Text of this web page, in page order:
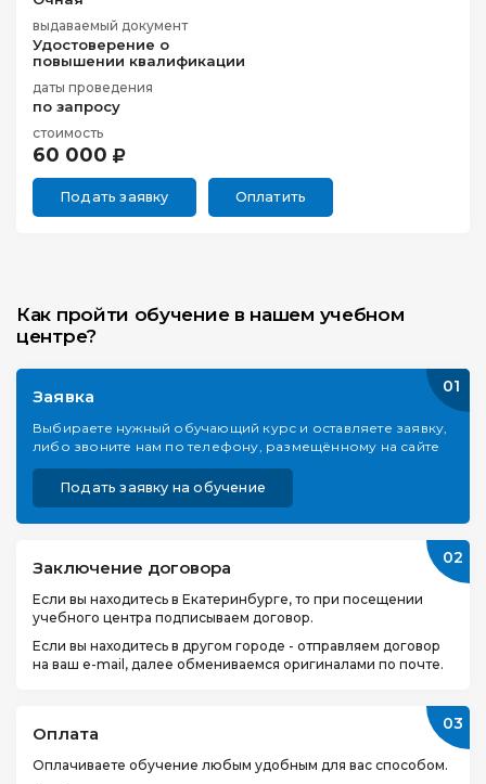
выдаваемый документ
Удостоверение о
повышении квалификации
даты проведения
по запросу
стоимость
60 000
Подать заявку Оплатить
Как пройти обучение в нашем учебном
центре?
01
Заявка
Выбираете нужный обучающий курс и оставляете заявку,
либо звоните нам по телефону, размещённому на сайте
Подать заявку на обучение
02
Заключение договора
Если вы находитесь в Екатеринбурге, то при посещении
учебного центра подписываем договор.
Если вы находитесь в другом городе - отправляем договор
на ваш e-mail, далее обмениваемся оригиналами по почте.
03
Оплата
Оплачиваете обучение любым удобным для вас способом.